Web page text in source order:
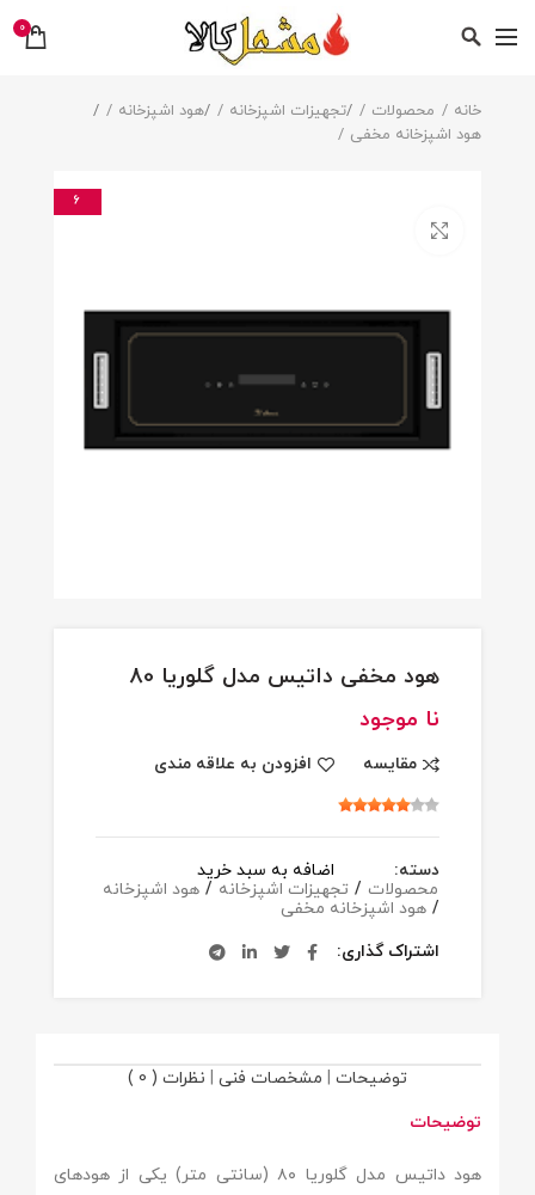
0
خانه محصولات /تجهیزات اشپزخانه /هود اشپزخانه
/
هود اشپزخانه مخفی
6
هود مخفی داتیس مدل گلوریا 80
نا موجود
مقایسه افزودن به علاقه مندی
اضافه به سبد خرید
دسته:
محصولات / تجهیزات اشپزخانه / هود اشپزخانه
/ هود اشپزخانه مخفی
اشتراک گذاری
توضیحات | مشخصات فنی | نظرات ( 0 )
توضیحات
هود داتیس مدل گلوریا ۸۰ (سانتی متر) یکی از هودهای